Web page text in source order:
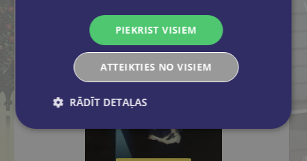
PIEKRIST VISIEM
ATTEIKTIES NO VISIEM
RĀDĪT DETAĻAS